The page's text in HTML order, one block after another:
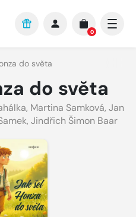
0
do světa
do světa
, Martina Samková, Jan
, Jindřich Šimon Baar